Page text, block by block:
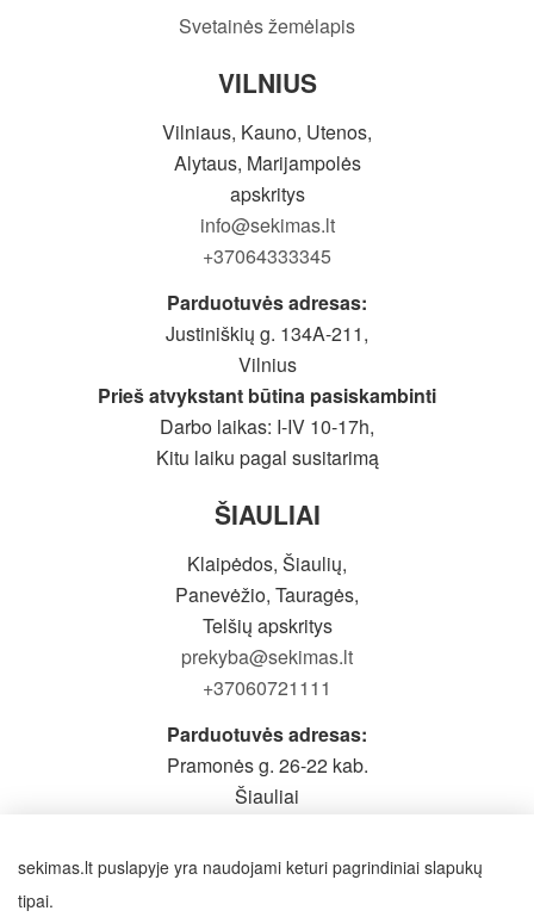
Svetainės žemėlapis
VILNIUS
Vilniaus, Kauno, Utenos,
Alytaus, Marijampolės
apskritys
info@sekimas.lt
+37064333345
Parduotuvės adresas:
Justiniškių g. 134A-211,
Vilnius
Prieš atvykstant būtina pasiskambinti
Darbo laikas: I-IV 10-17h,
Kitu laiku pagal susitarimą
ŠIAULIAI
Klaipėdos, Šiaulių,
Panevėžio, Tauragės,
Telšių apskritys
prekyba@sekimas.lt
+37060721111
Parduotuvės adresas:
Pramonės g. 26-22 kab.
Šiauliai
Darbo laikas: I-V 9-19h,
sekimas.lt puslapyje yra naudojami keturi pagrindiniai slapukų
tipai.